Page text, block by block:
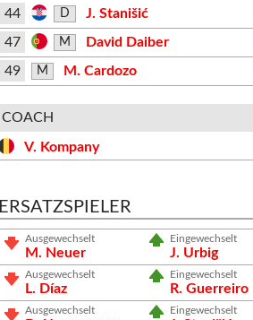
44
D J. Stanišić
47 M David Daiber
49 M M. Cardozo
COACH
V. Kompany
ERSATZSPIELER
Ausgewechselt
M. Neuer
Eingewechselt
J. Urbig
Ausgewechselt
L. Díaz
Eingewechselt
R. Guerreiro
Ausgewechselt Eingewechselt